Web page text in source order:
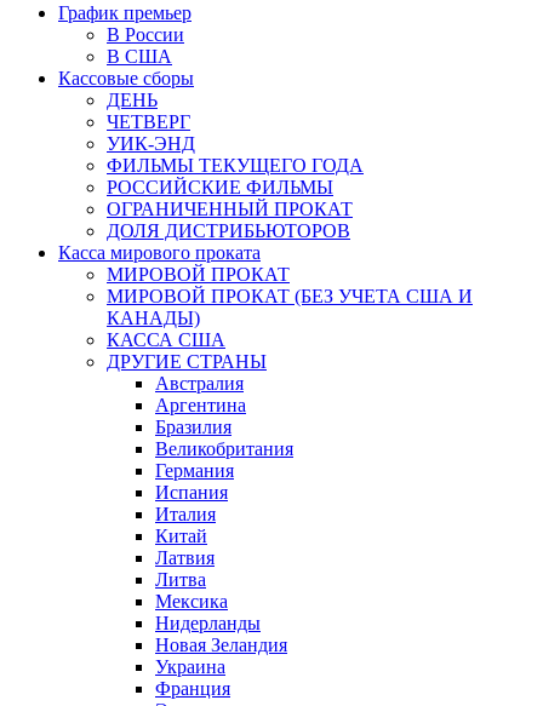
График премьер
В России
В США
Кассовые сборы
ДЕНЬ
ЧЕТВЕРГ
УИК-ЭНД
ФИЛЬМЫ ТЕКУЩЕГО ГОДА
РОССИЙСКИЕ ФИЛЬМЫ
ОГРАНИЧЕННЫЙ ПРОКАТ
ДОЛЯ ДИСТРИБЬЮТОРОВ
Касса мирового проката
МИРОВОЙ ПРОКАТ
МИРОВОЙ ПРОКАТ (БЕЗ УЧЕТА США И
КАНАДЫ)
КАССА США
ДРУГИЕ СТРАНЫ
Австралия
Аргентина
Бразилия
Великобритания
Германия
Испания
Италия
Китай
Латвия
Литва
Мексика
Нидерланды
Новая Зеландия
Украина
Франция